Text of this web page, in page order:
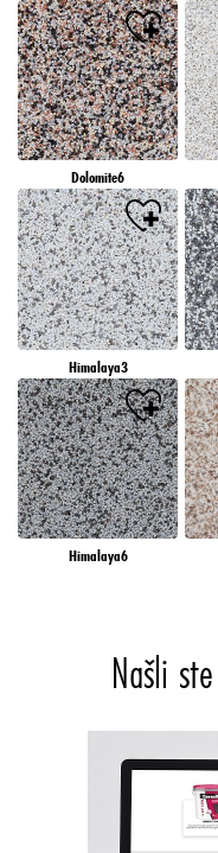
Dolomite6
Himalaya3
Himalaya6
Našli